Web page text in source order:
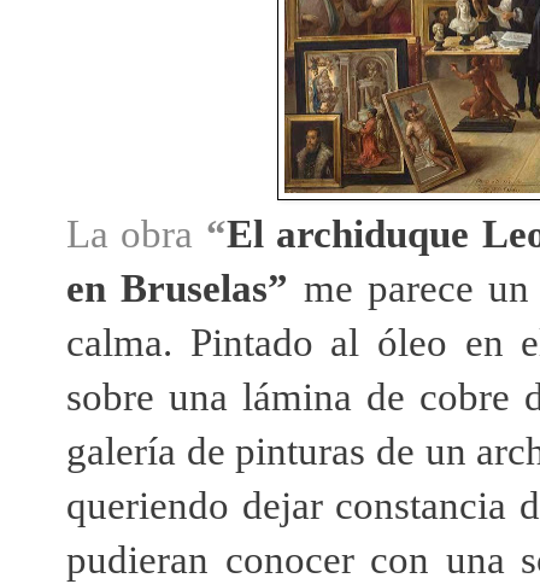
La obra “El archiduque
en Bruselas” me parece
calma. Pintado al óleo en
sobre una lámina de cobre
galería de pinturas de un
queriendo dejar constancia
pudieran conocer con una